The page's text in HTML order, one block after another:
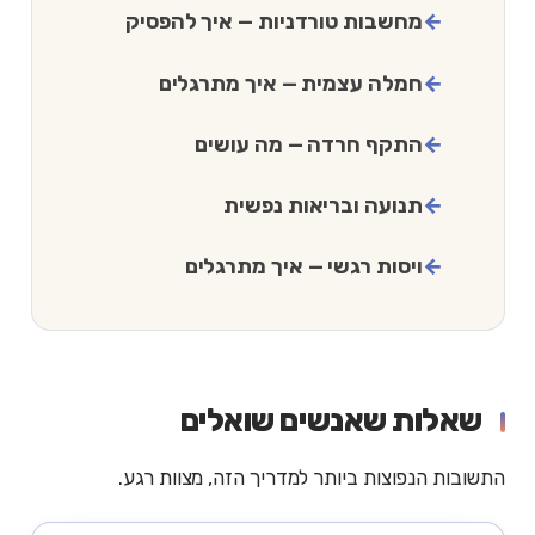
מחשבות טורדניות — איך להפסיק
חמלה עצמית — איך מתרגלים
התקף חרדה — מה עושים
תנועה ובריאות נפשית
ויסות רגשי — איך מתרגלים
שאלות שאנשים שואלים
התשובות הנפוצות ביותר למדריך הזה, מצוות רגע.